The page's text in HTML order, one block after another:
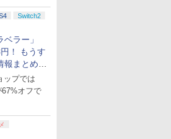
Switch2
ベラー」
！ もうす
報まとめ
ップでは
67%オフで